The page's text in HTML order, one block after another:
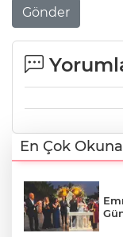
Gönder
En Çok